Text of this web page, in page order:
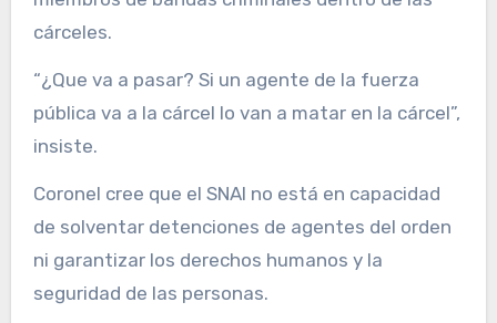
cárceles.
“¿Que va a pasar? Si un agente de la fuerza
pública va a la cárcel lo van a matar en la cárcel”,
insiste.
Coronel cree que el SNAI no está en capacidad
de solventar detenciones de agentes del orden
ni garantizar los derechos humanos y la
seguridad de las personas.